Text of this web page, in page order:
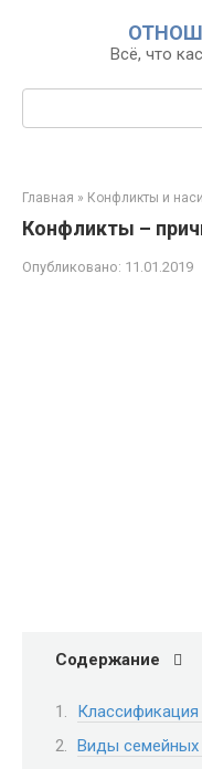
Всё, что
Поиск:
Главная » Конфликты и
Конфликты –
Опубликовано: 11.01.2019
Содержание
Виды семейных